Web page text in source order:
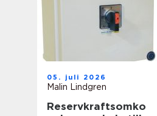
05. juli 2026
Malin Lindgren
Reservkraftsomko